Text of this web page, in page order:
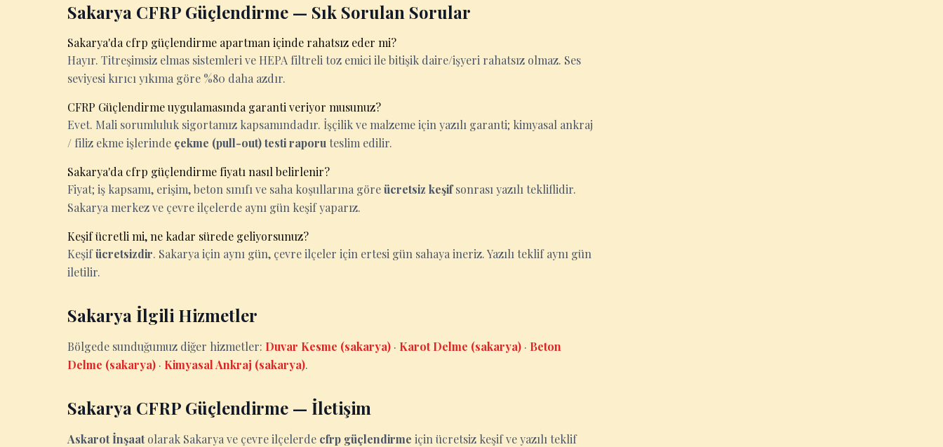
Sakarya CFRP Güçlendirme — Sık Sorulan Sorular
Sakarya'da cfrp güçlendirme apartman içinde rahatsız eder mi?
Hayır. Titreşimsiz elmas sistemleri ve HEPA filtreli toz emici ile bitişik daire/işyeri rahatsız olmaz. Ses
seviyesi kırıcı yıkıma göre %80 daha azdır.
CFRP Güçlendirme uygulamasında garanti veriyor musunuz?
Evet. Mali sorumluluk sigortamız kapsamındadır. İşçilik ve malzeme için yazılı garanti; kimyasal ankraj
/ filiz ekme işlerinde çekme (pull-out) testi raporu teslim edilir.
Sakarya'da cfrp güçlendirme fiyatı nasıl belirlenir?
Fiyat; iş kapsamı, erişim, beton sınıfı ve saha koşullarına göreücretsiz keşifsonrası yazılı tekliflidir.
Sakarya merkez ve çevre ilçelerde aynı gün keşif yaparız.
Keşif ücretli mi, ne kadar sürede geliyorsunuz?
Keşifücretsizdir. Sakarya için aynı gün, çevre ilçeler için ertesi gün sahaya ineriz. Yazılı teklif aynı gün
iletilir.
Sakarya İlgili Hizmetler
Bölgede sunduğumuz diğer hizmetler: Duvar Kesme (sakarya) · Karot Delme (sakarya) · Beton
Delme (sakarya) · Kimyasal Ankraj (sakarya).
Sakarya CFRP Güçlendirme — İletişim
Askarot İnşaatolarak Sakarya ve çevre ilçelerde cfrp güçlendirme için ücretsiz keşif ve yazılı teklif